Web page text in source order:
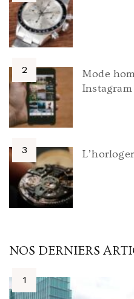
Mode
NOS DERNIERS